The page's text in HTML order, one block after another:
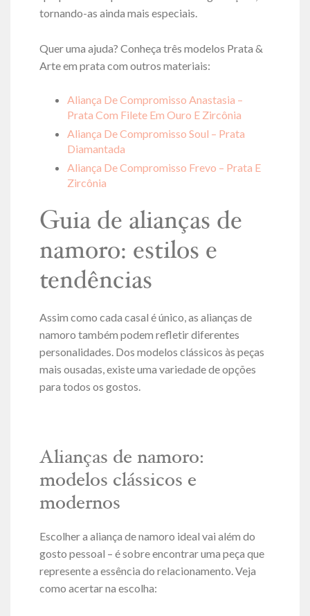
tornando-as ainda mais especiais.
Quer uma ajuda? Conheça três modelos Prata &
Arte em prata com outros materiais:
Aliança De Compromisso Anastasia –
Prata Com Filete Em Ouro E Zircônia
Aliança De Compromisso Soul – Prata
Diamantada
Aliança De Compromisso Frevo – Prata E
Zircônia
Guia de alianças de
namoro: estilos e
tendências
Assim como cada casal é único, as alianças de
namoro também podem refletir diferentes
personalidades. Dos modelos clássicos às peças
mais ousadas, existe uma variedade de opções
para todos os gostos.
Alianças de namoro:
modelos clássicos e
modernos
Escolher a aliança de namoro ideal vai além do
gosto pessoal – é sobre encontrar uma peça que
represente a essência do relacionamento. Veja
como acertar na escolha: